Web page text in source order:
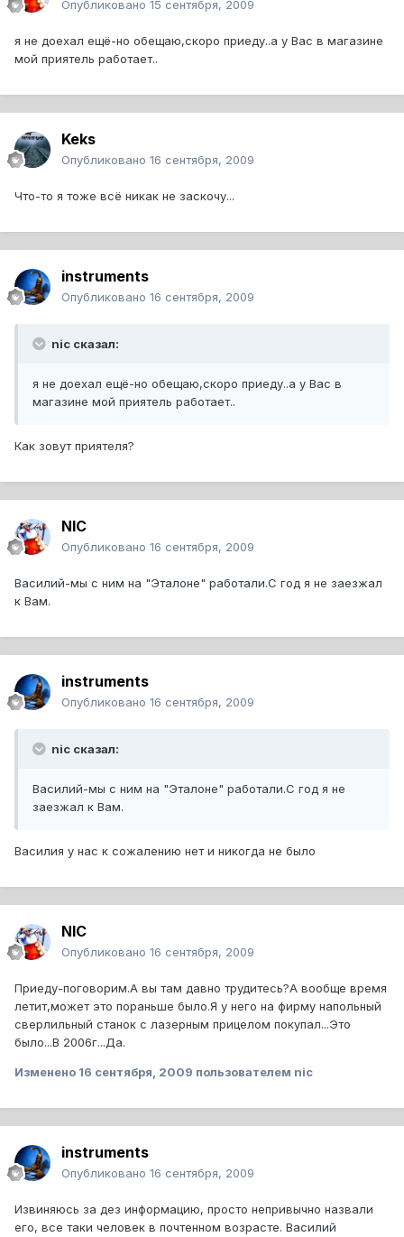
Опубликовано 15 сентября, 2009
я не доехал ещё-но обещаю,скоро приеду..а у Вас в магазине
мой приятель работает..
Keks
Опубликовано 16 сентября, 2009
Что-то я тоже всё никак не заскочу...
instruments
Опубликовано 16 сентября, 2009
nic сказал:
я не доехал ещё-но обещаю,скоро приеду..а у Вас в
магазине мой приятель работает..
Как зовут приятеля?
NIC
Опубликовано 16 сентября, 2009
Василий-мы с ним на "Эталоне" работали.С год я не заезжал
к Вам.
instruments
Опубликовано 16 сентября, 2009
nic сказал:
Василий-мы с ним на "Эталоне" работали.С год я не
заезжал к Вам.
Василия у нас к сожалению нет и никогда не было
NIC
Опубликовано 16 сентября, 2009
Приеду-поговорим.А вы там давно трудитесь?А вообще время
летит,может это пораньше было.Я у него на фирму напольный
сверлильный станок с лазерным прицелом покупал...Это
было...В 2006г...Да.
Изменено 16 сентября, 2009 пользователем nic
instruments
Опубликовано 16 сентября, 2009
Извиняюсь за дез информацию, просто непривычно назвали
его, все таки человек в почтенном возрасте. Василий